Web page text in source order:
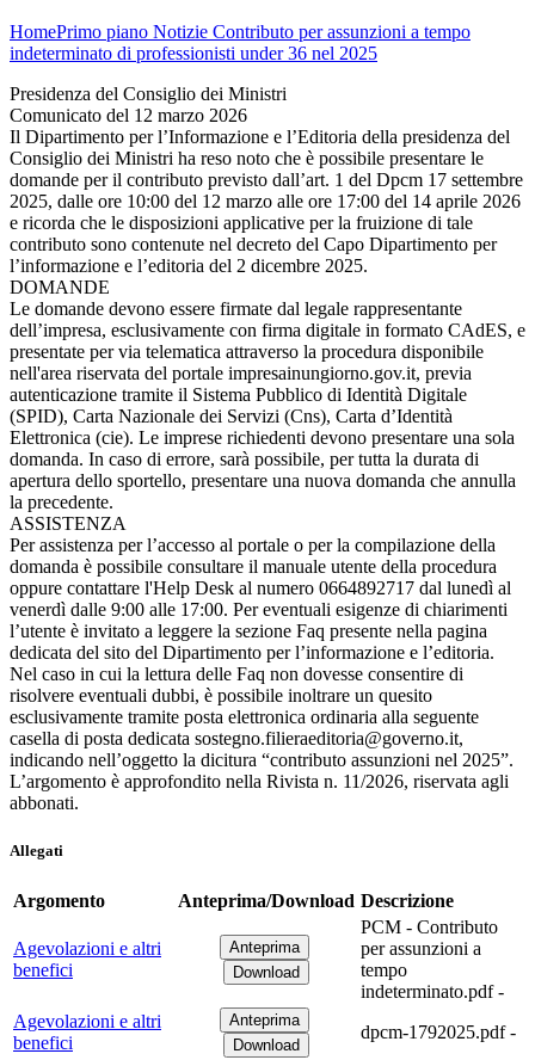
HomePrimo piano Notizie Contributo per assunzioni a tempo
indeterminato di professionisti under 36 nel 2025
Presidenza del Consiglio dei Ministri
Comunicato del 12 marzo 2026
Il Dipartimento per l’Informazione e l’Editoria della presidenza del
Consiglio dei Ministri ha reso noto che è possibile presentare le
domande per il contributo previsto dall’art. 1 del Dpcm 17 settembre
2025, dalle ore 10:00 del 12 marzo alle ore 17:00 del 14 aprile 2026
e ricorda che le disposizioni applicative per la fruizione di tale
contributo sono contenute nel decreto del Capo Dipartimento per
l’informazione e l’editoria del 2 dicembre 2025.
DOMANDE
Le domande devono essere firmate dal legale rappresentante
dell’impresa, esclusivamente con firma digitale in formato CAdES, e
presentate per via telematica attraverso la procedura disponibile
nell'area riservata del portale impresainungiorno.gov.it, previa
autenticazione tramite il Sistema Pubblico di Identità Digitale
(SPID), Carta Nazionale dei Servizi (Cns), Carta d’Identità
Elettronica (cie). Le imprese richiedenti devono presentare una sola
domanda. In caso di errore, sarà possibile, per tutta la durata di
apertura dello sportello, presentare una nuova domanda che annulla
la precedente.
ASSISTENZA
Per assistenza per l’accesso al portale o per la compilazione della
domanda è possibile consultare il manuale utente della procedura
oppure contattare l'Help Desk al numero 0664892717 dal lunedì al
venerdì dalle 9:00 alle 17:00. Per eventuali esigenze di chiarimenti
l’utente è invitato a leggere la sezione Faq presente nella pagina
dedicata del sito del Dipartimento per l’informazione e l’editoria.
Nel caso in cui la lettura delle Faq non dovesse consentire di
risolvere eventuali dubbi, è possibile inoltrare un quesito
esclusivamente tramite posta elettronica ordinaria alla seguente
casella di posta dedicata sostegno.filieraeditoria@governo.it,
indicando nell’oggetto la dicitura “contributo assunzioni nel 2025”.
L’argomento è approfondito nella Rivista n. 11/2026, riservata agli
abbonati.
Allegati
Argomento Anteprima/Download Descrizione
Agevolazioni e altri
benefici
PCM - Contributo
per assunzioni a
tempo
indeterminato.pdf -
Agevolazioni e altri
benefici
dpcm-1792025.pdf -